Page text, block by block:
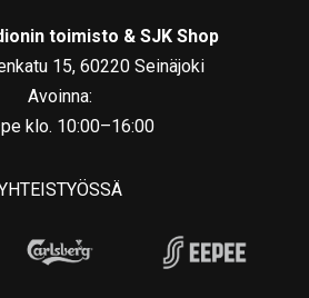
toimisto & SJK Shop
15, 60220 Seinäjoki
Avoinna:
klo. 10:00–16:00